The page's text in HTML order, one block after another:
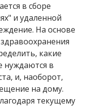
в сборе
и удаленной
На основе
какие
нуждаются в
и, наоборот,
на дому.
текущему